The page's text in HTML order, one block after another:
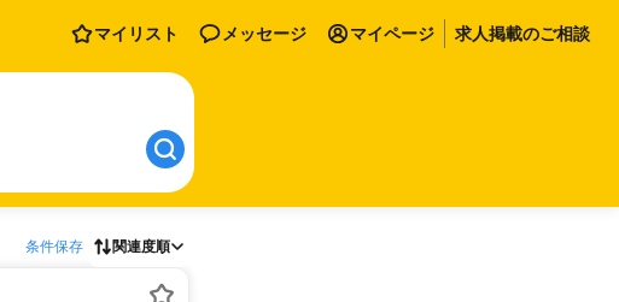
マイリスト メッセージ マイページ 求人掲載のご相談
条件保存 関連度順